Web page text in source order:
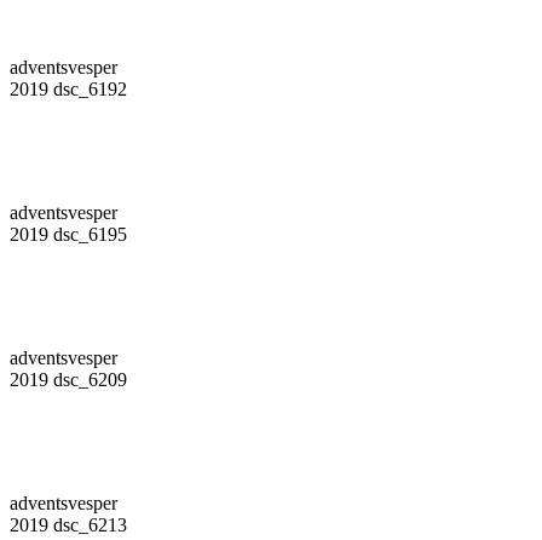
adventsvesper
2019 dsc_6192
adventsvesper
2019 dsc_6195
adventsvesper
2019 dsc_6209
adventsvesper
2019 dsc_6213